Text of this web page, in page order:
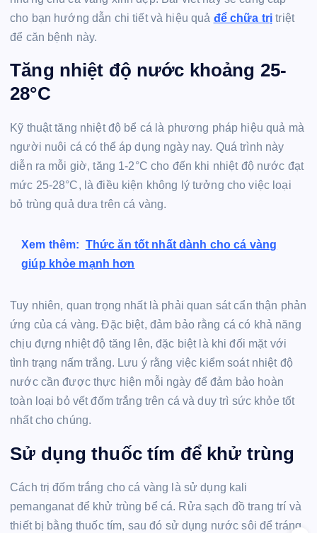
cho bạn hướng dẫn chi tiết và hiệu quả để chữa trị triệt
để căn bệnh này.
Tăng nhiệt độ nước khoảng 25-
28°C
Kỹ thuật tăng nhiệt độ bể cá là phương pháp hiệu quả mà
người nuôi cá có thể áp dụng ngày nay. Quá trình này
diễn ra mỗi giờ, tăng 1-2°C cho đến khi nhiệt độ nước đạt
mức 25-28°C, là điều kiện không lý tưởng cho việc loại
bỏ trùng quả dưa trên cá vàng.
Xem thêm: Thức ăn tốt nhất dành cho cá vàng
giúp khỏe mạnh hơn
Tuy nhiên, quan trọng nhất là phải quan sát cẩn thận phản
ứng của cá vàng. Đặc biệt, đảm bảo rằng cá có khả năng
chịu đựng nhiệt độ tăng lên, đặc biệt là khi đối mặt với
tình trạng nấm trắng. Lưu ý rằng việc kiểm soát nhiệt độ
nước cần được thực hiện mỗi ngày để đảm bảo hoàn
toàn loại bỏ vết đốm trắng trên cá và duy trì sức khỏe tốt
nhất cho chúng.
Sử dụng thuốc tím để khử trùng
Cách trị đốm trắng cho cá vàng là sử dụng kali
pemanganat để khử trùng bể cá. Rửa sạch đồ trang trí và
thiết bị bằng thuốc tím, sau đó sử dụng nước sôi để tráng